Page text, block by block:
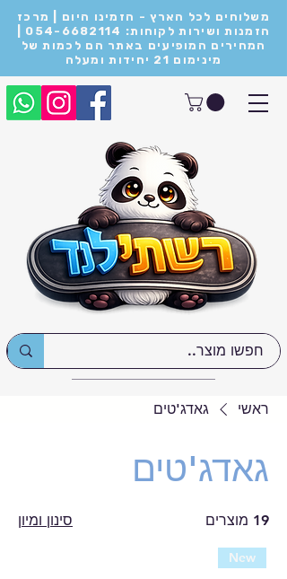
משלוחים לכל הארץ - הזמינו היום | מרכז
המחירים המופיעים באתר הם לכמות של
מינימום 21 יחידות ומעלה
ראשי גאדג'טים
גאדג'טים
19 מוצרים סינון ומיון
New